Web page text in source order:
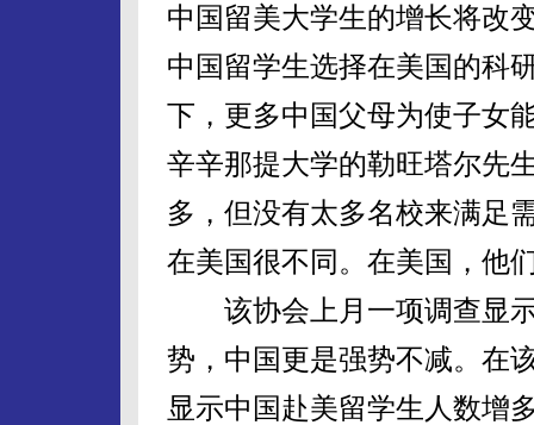
中国留美大学生的增长将改
中国留学生选择在美国的科
下，更多中国父母为使子女
辛辛那提大学的勒旺塔尔先
多，但没有太多名校来满足
在美国很不同。在美国，他
该协会上月一项调查显示
势，中国更是强势不减。在
显示中国赴美留学生人数增